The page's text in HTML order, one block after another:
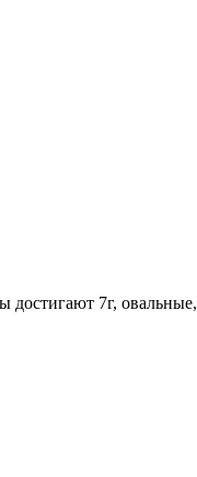
достигают 7г, овальные,